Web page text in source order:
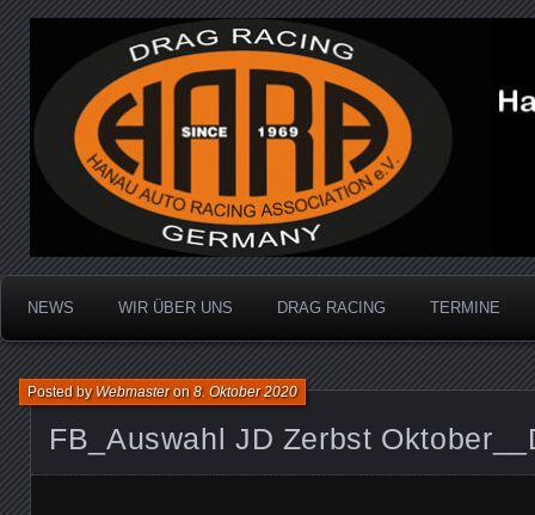
Hanau Auto Racing
Dragracing auf der 1/4 Meile
NEWS WIR ÜBER UNS DRAG RACING TERMINE
FB_Auswahl JD Zerbst
Posted byWebmasteron8. Oktober 2020